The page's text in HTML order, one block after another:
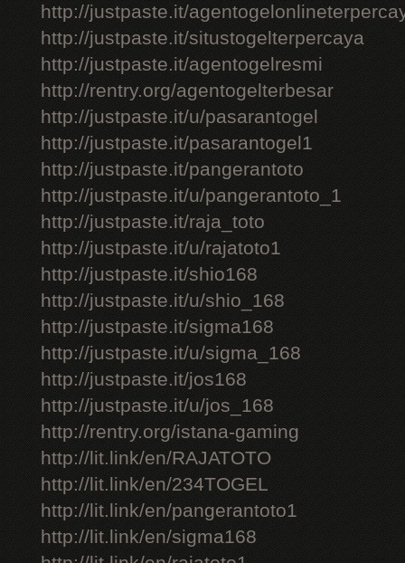
http://justpaste.it/
http://justpaste.it/situstogelterpercaya
http://justpaste.it/agentogelresmi
http://rentry.org/agentogelterbesar
http://justpaste.it/u/pasarantogel
http://justpaste.it/pasarantogel1
http://justpaste.it/pangerantoto
http://justpaste.it/u/pangerantoto_1
http://justpaste.it/raja_toto
http://justpaste.it/u/rajatoto1
http://justpaste.it/shio168
http://justpaste.it/u/shio_168
http://justpaste.it/sigma168
http://justpaste.it/u/sigma_168
http://justpaste.it/jos168
http://justpaste.it/u/jos_168
http://rentry.org/istana-gaming
http://lit.link/en/RAJATOTO
http://lit.link/en/234TOGEL
http://lit.link/en/pangerantoto1
http://lit.link/en/sigma168